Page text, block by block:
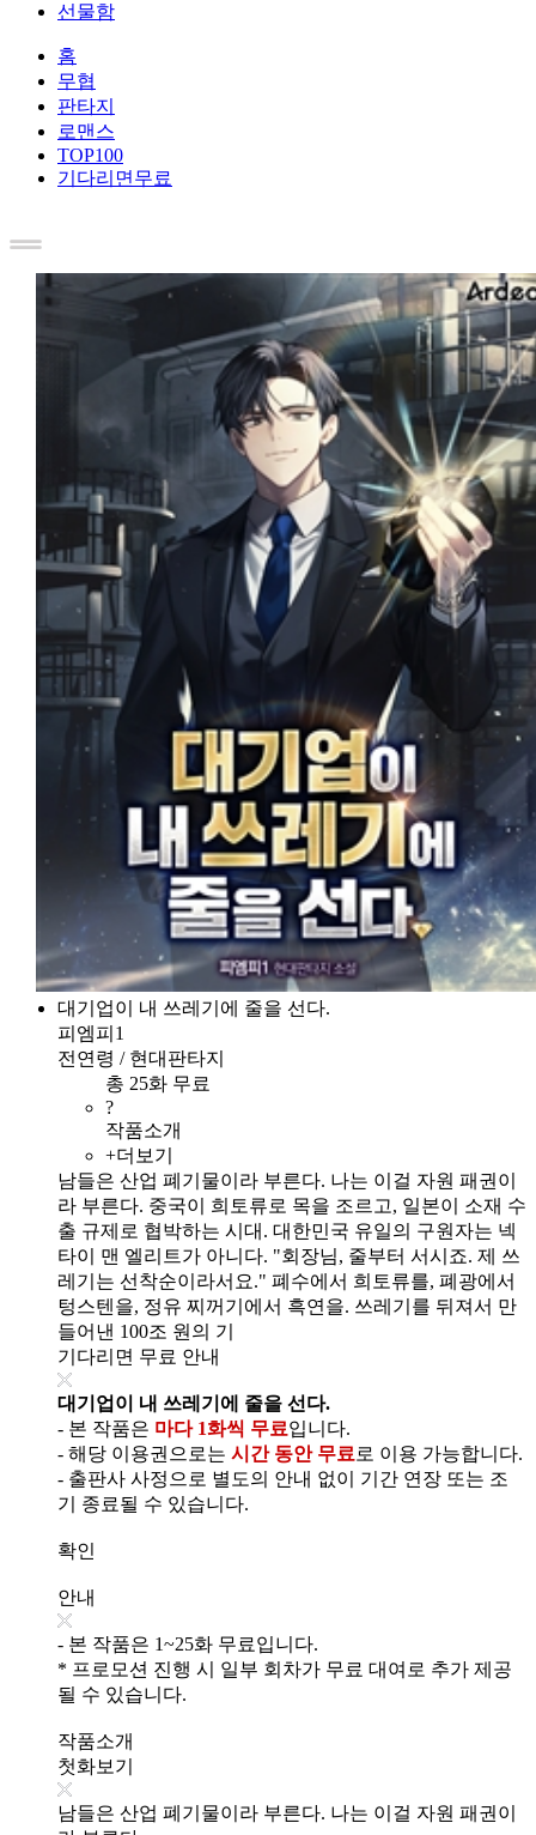
선물함
홈
무협
판타지
로맨스
TOP100
기다리면무료
대기업이 내 쓰레기에 줄을 선다.
피엠피1
전연령 / 현대판타지
총 25화 무료
?
작품소개
+더보기
남들은 산업 폐기물이라 부른다. 나는 이걸 자원 패권이
라 부른다. 중국이 희토류로 목을 조르고, 일본이 소재 수
출 규제로 협박하는 시대. 대한민국 유일의 구원자는 넥
타이 맨 엘리트가 아니다. "회장님, 줄부터 서시죠. 제 쓰
레기는 선착순이라서요." 폐수에서 희토류를, 폐광에서
텅스텐을, 정유 찌꺼기에서 흑연을. 쓰레기를 뒤져서 만
들어낸 100조 원의 기
기다리면 무료 안내
대기업이 내 쓰레기에 줄을 선다.
- 본 작품은 마다 1화씩 무료입니다.
- 해당 이용권으로는 시간 동안 무료 로 이용 가능합니다.
- 출판사 사정으로 별도의 안내 없이 기간 연장 또는 조
기 종료될 수 있습니다.
확인
안내
- 본 작품은 1~25화 무료입니다.
* 프로모션 진행 시 일부 회차가 무료 대여로 추가 제공
될 수 있습니다.
작품소개
첫화보기
남들은 산업 폐기물이라 부른다. 나는 이걸 자원 패권이